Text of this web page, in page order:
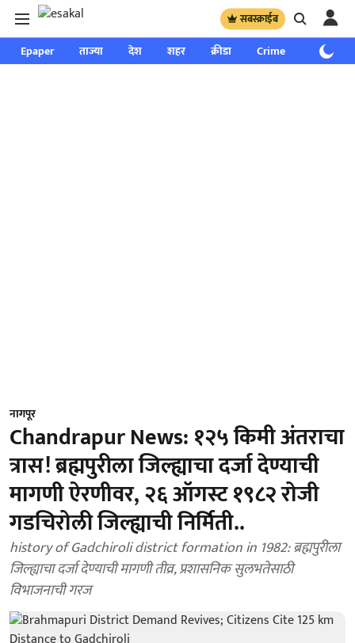
सबस्क्राईब
Epaper ताज्या देश शहर क्रीडा Crime साप्ताहिक
नागपूर
Chandrapur News: १२५ किमी अंतराचा
त्रास! ब्रह्मपुरीला जिल्ह्याचा दर्जा देण्याची
मागणी ऐरणीवर, २६ ऑगस्ट १९८२ रोजी
गडचिरोली जिल्ह्याची निर्मिती..
history of Gadchiroli district formation in 1982: ब्रह्मपुरीला
जिल्ह्याचा दर्जा देण्याची मागणी तीव्र, प्रशासनिक सुलभतेसाठी
विभाजनाची गरज